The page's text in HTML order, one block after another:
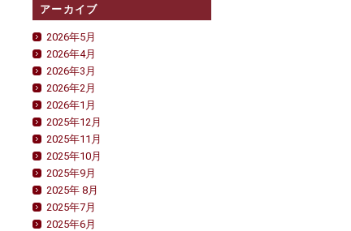
アーカイブ
2026年5月
2026年4月
2026年3月
2026年2月
2026年1月
2025年12月
2025年11月
2025年10月
2025年9月
2025年 8月
2025年7月
2025年6月